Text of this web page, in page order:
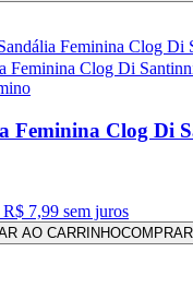
Feminina Clog Di
7,99 sem juros
AO CARRINHOCOMPRAR